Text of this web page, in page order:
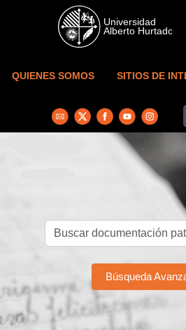
Skip to main content
QUIENES SOMOS SITIOS DE
Búsqueda